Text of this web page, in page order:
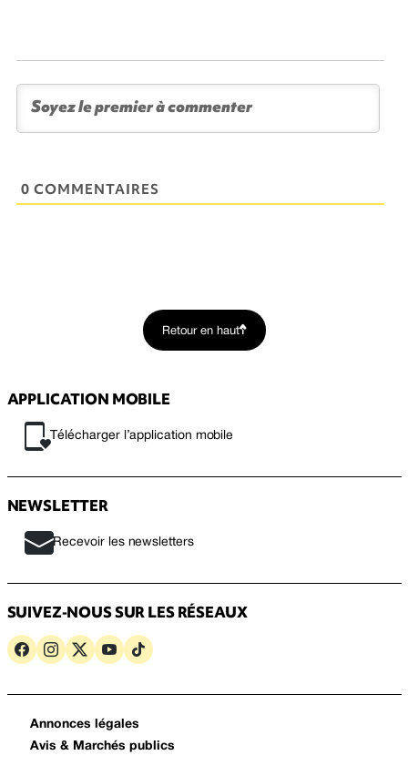
0 COMMENTAIRES
Retour en haut
APPLICATION MOBILE
Télécharger l’application mobile
NEWSLETTER
Recevoir les newsletters
SUIVEZ-NOUS SUR LES RÉSEAUX
Annonces légales
Avis & Marchés publics